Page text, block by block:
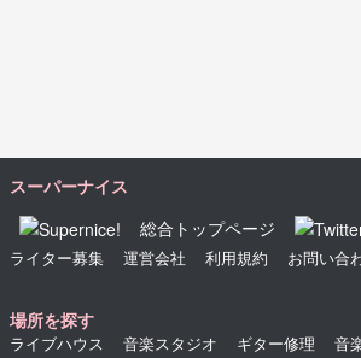
スーパーナイス
総合トップページ
ライター募集 運営会社 利用規約 お問い合
場所を探す
ライブハウス 音楽スタジオ ギター修理 音